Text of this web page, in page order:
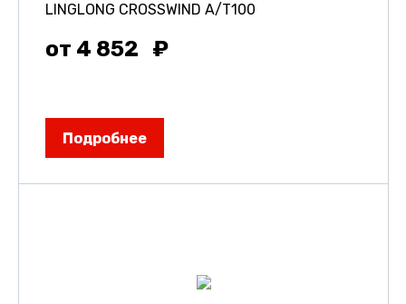
LINGLONG CROSSWIND A/T100
от 4 852
Подробнее